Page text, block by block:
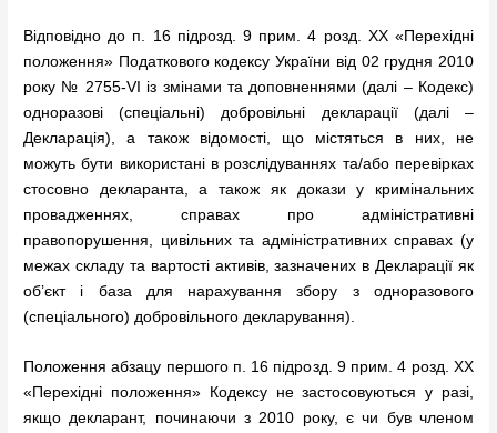
Відповідно до п. 16 підрозд. 9 прим. 4 розд. XX «Перехідні
положення» Податкового кодексу України від 02 грудня 2010
року № 2755-VI із змінами та доповненнями (далі – Кодекс)
одноразові (спеціальні) добровільні декларації (далі –
Декларація), а також відомості, що містяться в них, не
можуть бути використані в розслідуваннях та/або перевірках
стосовно декларанта, а також як докази у кримінальних
провадженнях, справах про адміністративні
правопорушення, цивільних та адміністративних справах (у
межах складу та вартості активів, зазначених в Декларації як
об’єкт і база для нарахування збору з одноразового
(спеціального) добровільного декларування).
Положення абзацу першого п. 16 підрозд. 9 прим. 4 розд. XX
«Перехідні положення» Кодексу не застосовуються у разі,
якщо декларант, починаючи з 2010 року, є чи був членом